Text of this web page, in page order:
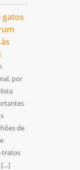
gatos
por
de
tratos
[…]